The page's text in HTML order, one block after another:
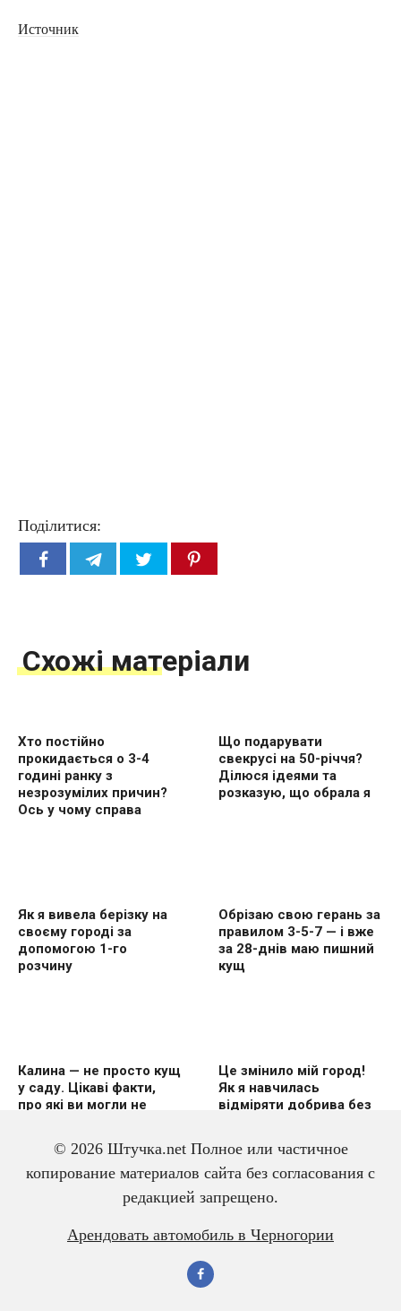
Источник
Поділитися:
Схожі матеріали
Хто постійно
прокидається о 3-4
годині ранку з
незрозумілих причин?
Ось у чому справа
Що подарувати
свекрусі на 50-річчя?
Ділюся ідеями та
розказую, що обрала я
Як я вивела берізку на
своєму городі за
допомогою 1-го
розчину
Обрізаю свою герань за
правилом 3-5-7 — і вже
за 28-днів маю пишний
кущ
Калина — не просто кущ
у саду. Цікаві факти,
про які ви могли не
Це змінило мій город!
Як я навчилась
відміряти добрива без
3 дешевих підгодівлі в
червні — і перець
Чому гірчиця — це
справжній скарб для
© 2026 Штучка.net Полное или частичное
копирование материалов сайта без согласования с
редакцией запрещено.
Арендовать автомобиль в Черногории